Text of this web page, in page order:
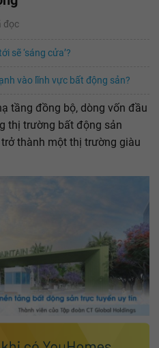
đọc
sẽ ‘sáng cửa’?
vào lĩnh vực bất động sản?
tầng đồng bộ, dòng vốn đầu
thị trường bất động sản
thành một thị trường giàu